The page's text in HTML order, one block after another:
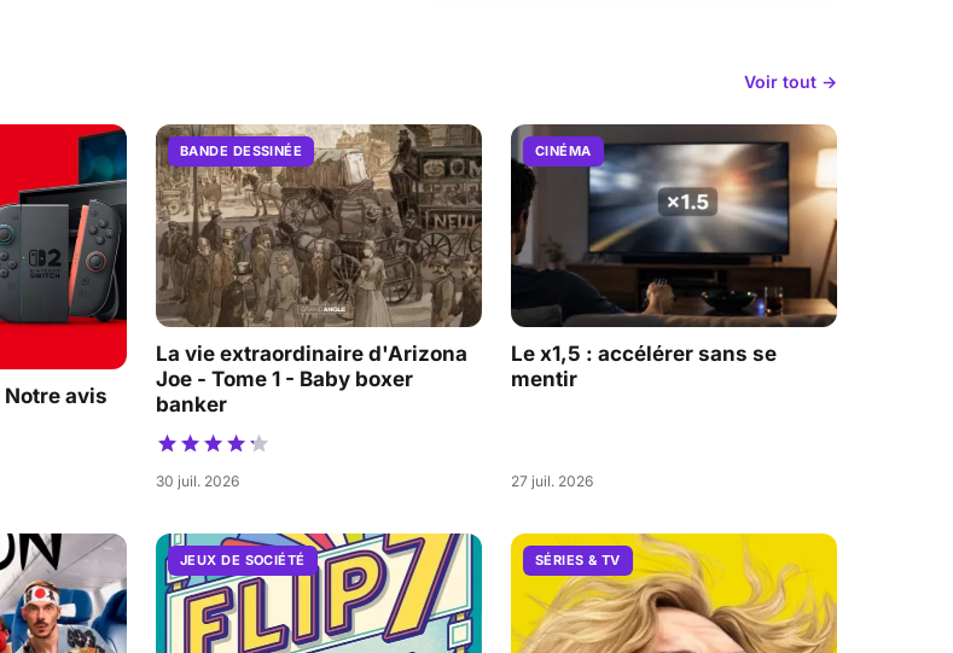
Voir tout →
avis
BANDE DESSINÉE
La vie extraordinaire d'Arizona
Joe - Tome 1 - Baby boxer
banker
30 juil. 2026
CINÉMA
Le x1,5 : accélérer sans se
mentir
27 juil. 2026
JEUX DE SOCIÉTÉ SÉRIES & TV